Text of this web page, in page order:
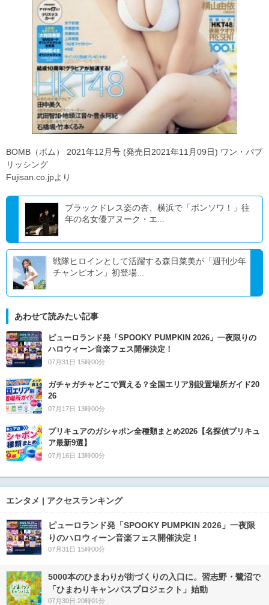
BOMB（ボム） 2021年12月号 (発売日2021年11月09日) ワン・パブ
リッシング
Fujisan.co.jpより
ブラックドレス姿の杏、横浜で「ボンソワ！」往
年の名女優アヌーク・エ...
戦隊ヒロインとして活躍する森日菜美が「週刊少年
チャンピオン」初登場...
あわせて読みたい記事
ピューロランド発「SPOOKY PUMPKIN 2026」一夜限りの
ハロウィーン音楽フェス開催決定！
07月31日 15時00分
ガチャガチャどこで買える？全国エリア別設置場所ガイド20
26
07月17日 13時00分
プリキュアのガシャポン全種類まとめ2026【名探偵プリキュ
ア最新9選】
07月16日 13時00分
エンタメ | アクセスランキング
ピューロランド発「SPOOKY PUMPKIN 2026」一夜限
りのハロウィーン音楽フェス開催決定！
07月31日 15時00分
5000本のひまわりが街づくりの入口に。習志野・鷺沼で
「ひまわりキャンパスプロジェクト」始動
07月30日 20時01分